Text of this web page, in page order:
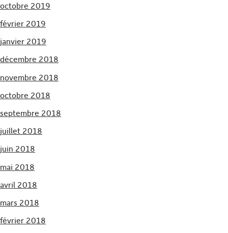
octobre 2019
février 2019
janvier 2019
décembre 2018
novembre 2018
octobre 2018
septembre 2018
juillet 2018
juin 2018
mai 2018
avril 2018
mars 2018
février 2018